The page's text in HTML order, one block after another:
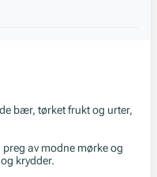
bær, tørket frukt og urter,
av modne mørke og
krydder.